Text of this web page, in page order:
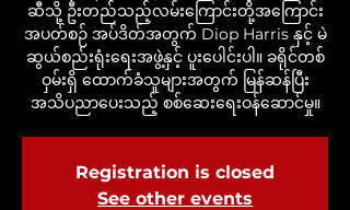
ဆီသို့ ဦးတည်သည့်လမ်းကြောင်းတို့အကြောင်း
အပတ်စဉ် အပ်ဒိတ်အတွက် Diop Harris နှင့် မဲ
ဆွယ်စည်းရုံးရေးအဖွဲ့နှင့် ပူးပေါင်းပါ။ ခရိုင်တစ်
ဝှမ်းရှိ ထောက်ခံသူများအတွက် မြန်ဆန်ပြီး
အသိပညာပေးသည့် စစ်ဆေးရေးဝန်ဆောင်မှု။
Registration is closed
See other events